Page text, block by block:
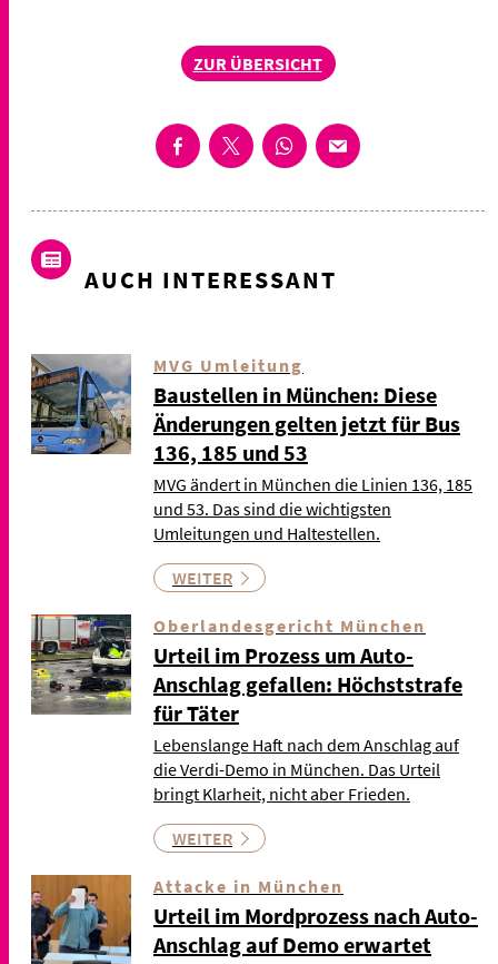
ZUR ÜBERSICHT
AUCH INTERESSANT
MVG Umleitung
Baustellen in München: Diese
Änderungen gelten jetzt für Bus
136, 185 und 53
MVG ändert in München die Linien 136, 185
und 53. Das sind die wichtigsten
Umleitungen und Haltestellen.
WEITER
Oberlandesgericht München
Urteil im Prozess um Auto-
Anschlag gefallen: Höchststrafe
für Täter
Lebenslange Haft nach dem Anschlag auf
die Verdi-Demo in München. Das Urteil
bringt Klarheit, nicht aber Frieden.
WEITER
Attacke in München
Urteil im Mordprozess nach Auto-
Anschlag auf Demo erwartet